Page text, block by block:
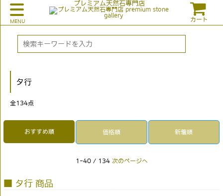
プレミアム天然石専門店
カート
タ行
全134点
おすすめ順 価格順 新着順
1-40 / 134 次のページへ
■ タ行 商品